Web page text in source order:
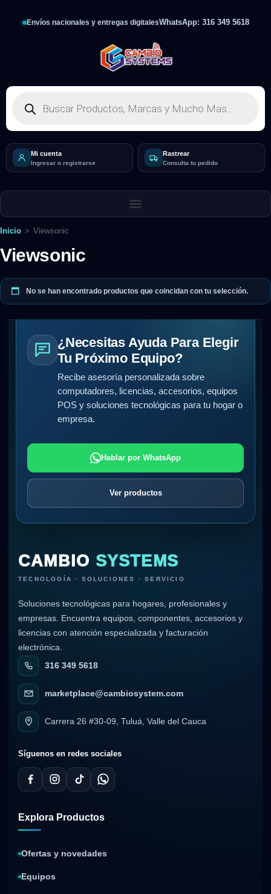
Envíos nacionales y entregas digitalesWhatsApp: 316 349 5618
Mi cuenta
Ingresar o registrarse
Rastrear
Consulta tu pedido
Inicio > Viewsonic
Viewsonic
No se han encontrado productos que coincidan con tu selección.
¿Necesitas Ayuda Para Elegir
Tu Próximo Equipo?
Recibe asesoría personalizada sobre
computadores, licencias, accesorios, equipos
POS y soluciones tecnológicas para tu hogar o
empresa.
Hablar por WhatsApp
Ver productos
CAMBIO SYSTEMS
TECNOLOGÍA · SOLUCIONES · SERVICIO
Soluciones tecnológicas para hogares, profesionales y
empresas. Encuentra equipos, componentes, accesorios y
licencias con atención especializada y facturación
electrónica.
316 349 5618
marketplace@cambiosystem.com
Carrera 26 #30-09, Tuluá, Valle del Cauca
Síguenos en redes sociales
Explora Productos
Ofertas y novedades
Equipos